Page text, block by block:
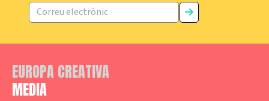
EUROPA CREATIVA
MEDIA